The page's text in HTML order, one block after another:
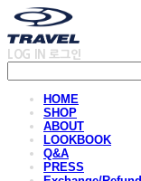
LOG IN 로그인
HOME
SHOP
ABOUT
LOOKBOOK
Q&A
PRESS